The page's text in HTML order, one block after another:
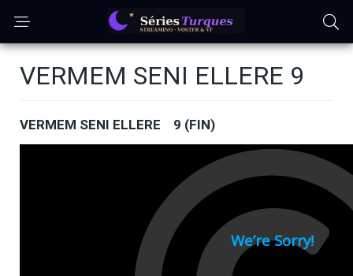
VERMEM SENI ELLERE 9
VERMEM SENI ELLERE 9 (FIN)